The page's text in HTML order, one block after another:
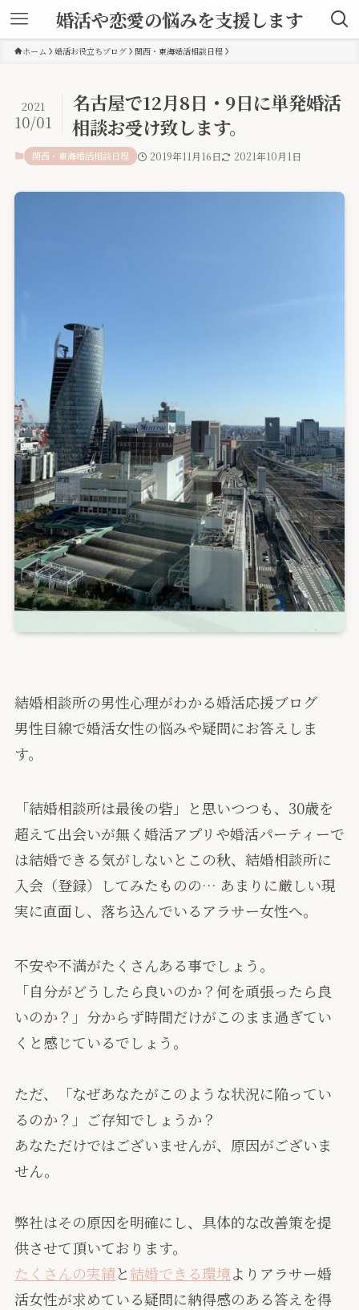
婚活や恋愛の悩みを支援します
ホーム 婚活お役立ちブログ 関西・東海婚活相談日程
名古屋で12月8日・9日に単発婚活
相談お受け致します。
2021
10/01
関西・東海婚活相談日程 2019年11月16日 2021年10月1日
結婚相談所の男性心理がわかる婚活応援ブログ
男性目線で婚活女性の悩みや疑問にお答えしま
す。
「結婚相談所は最後の砦」と思いつつも、30歳を
超えて出会いが無く婚活アプリや婚活パーティーで
は結婚できる気がしないとこの秋、結婚相談所に
入会（登録）してみたものの… あまりに厳しい現
実に直面し、落ち込んでいるアラサー女性へ。
不安や不満がたくさんある事でしょう。
「自分がどうしたら良いのか？何を頑張ったら良
いのか？」分からず時間だけがこのまま過ぎてい
くと感じているでしょう。
ただ、「なぜあなたがこのような状況に陥ってい
るのか？」ご存知でしょうか？
あなただけではございませんが、原因がございま
せん。
弊社はその原因を明確にし、具体的な改善策を提
供させて頂いております。
たくさんの実績と結婚できる環境よりアラサー婚
活女性が求めている疑問に納得感のある答えを得